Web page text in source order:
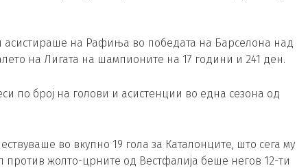
асистираше на Рафиња во победата на Барселона над
на Лигата на шампионите на 17 години и 241 ден.
по број на голови и асистенции во една сезона од
во вкупно 19 гола за Каталонците, што сега му
против жолто-црните од Вестфалија беше негов 12-ти